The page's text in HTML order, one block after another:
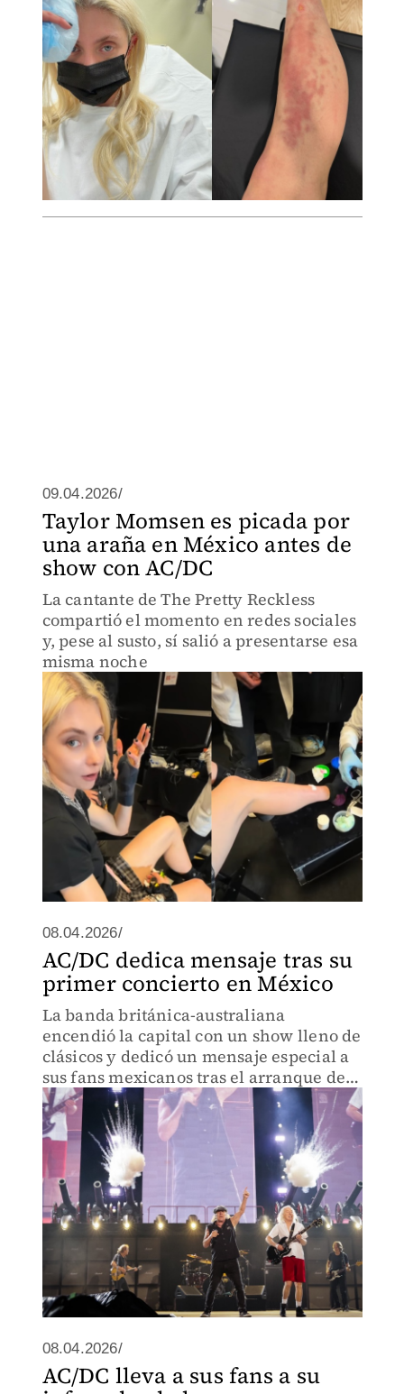
09.04.2026/
Taylor Momsen es picada por
una araña en México antes de
show con AC/DC
La cantante de The Pretty Reckless
compartió el momento en redes sociales
y, pese al susto, sí salió a presentarse esa
misma noche
08.04.2026/
AC/DC dedica mensaje tras su
primer concierto en México
La banda británica-australiana
encendió la capital con un show lleno de
clásicos y dedicó un mensaje especial a
sus fans mexicanos tras el arranque de
su gira.
08.04.2026/
AC/DC lleva a sus fans a su